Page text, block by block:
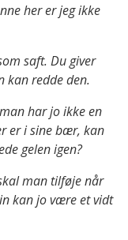
her er jeg ikke
saft. Du giver
kan redde den.
har jo ikke en
er i sine bær, kan
gelen igen?
man tilføje når
kan jo være et vidt